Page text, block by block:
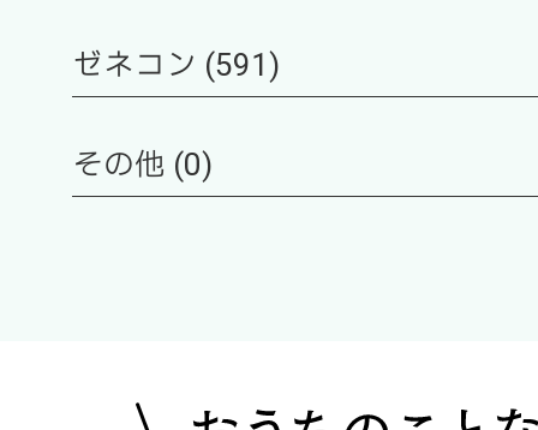
ゼネコン (591)
その他 (0)